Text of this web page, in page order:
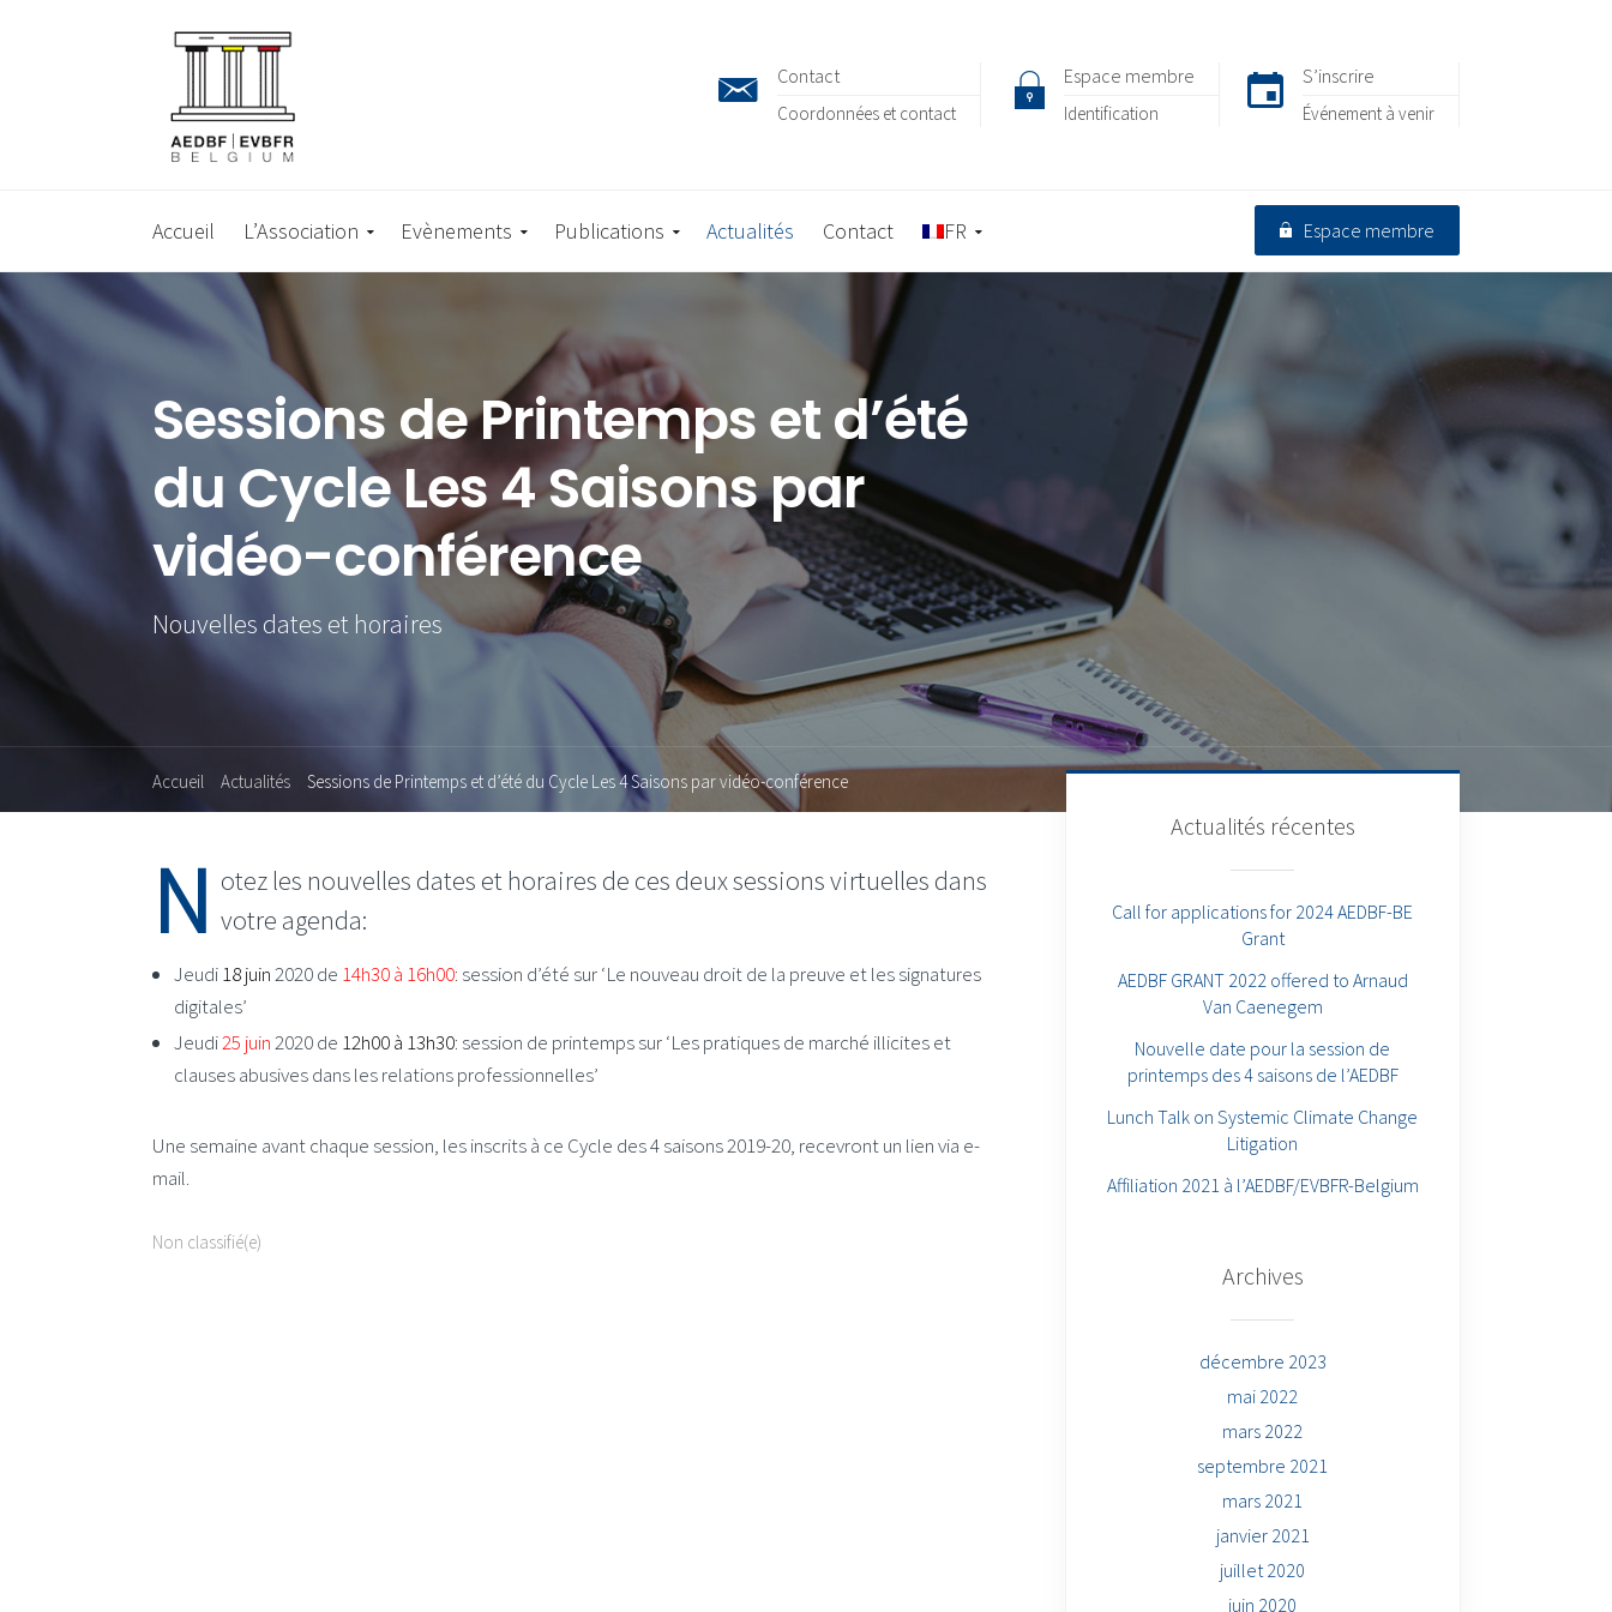
S’inscrire
Événement à venir
Espace membre
Identification
Contact
Coordonnées et contact
Accueil L’Association Evènements Publications Actualités Contact Espace membre
FR
Sessions de Printemps et d’été
du Cycle Les 4 Saisons par
vidéo-conférence
Nouvelles dates et horaires
Accueil Actualités Sessions de Printemps et d’été du Cycle Les 4 Saisons par vidéo-conférence
N otez les nouvelles dates et horaires de ces deux sessions virtuelles dans
votre agenda:
Jeudi18 juin2020 de 14h30 à 16h00: session d’été sur ‘Le nouveau droit de la preuve et les signatures
digitales’
Jeudi25 juin2020 de 12h00 à 13h30: session de printemps sur ‘Les pratiques de marché illicites et
clauses abusives dans les relations professionnelles’
Une semaine avant chaque session, les inscrits à ce Cycle des 4 saisons 2019-20, recevront un lien via e-
mail.
Non classifié(e)
Actualités récentes
Call for applications for 2024 AEDBF-BE
Grant
AEDBF GRANT 2022 offered to Arnaud
Van Caenegem
Nouvelle date pour la session de
printemps des 4 saisons de l’AEDBF
Lunch Talk on Systemic Climate Change
Litigation
Affiliation 2021 à l’AEDBF/EVBFR-Belgium
Archives
décembre 2023
mai 2022
mars 2022
septembre 2021
mars 2021
janvier 2021
juillet 2020
juin 2020